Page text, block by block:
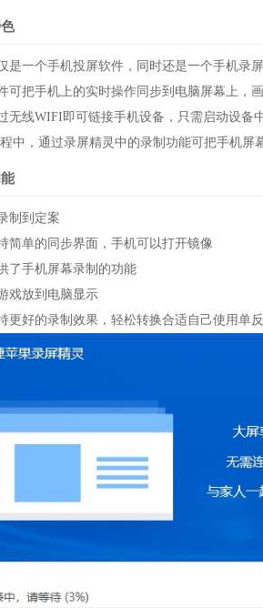
一个手机投屏软件，同时还是一个手机录
把手机上的实时操作同步到电脑屏幕上，
线WIFI即可链接手机设备，只需启动设备
，通过录屏精灵中的录制功能可把手机屏
制到定案
单的同步界面，手机可以打开镜像
手机屏幕录制的功能
放到电脑显示
好的录制效果，轻松转换合适自己使用单